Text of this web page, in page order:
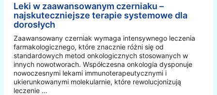
Leki w zaawansowanym czerniaku –
najskuteczniejsze terapie systemowe dla
dorosłych
Zaawansowany czerniak wymaga intensywnego leczenia
farmakologicznego, które znacznie różni się od
standardowych metod onkologicznych stosowanych w
innych nowotworach. Współczesna onkologia dysponuje
nowoczesnymi lekami immunoterapeutycznymi i
ukierunkowanymi molekularnie, które rewolucjonizują
leczenie …